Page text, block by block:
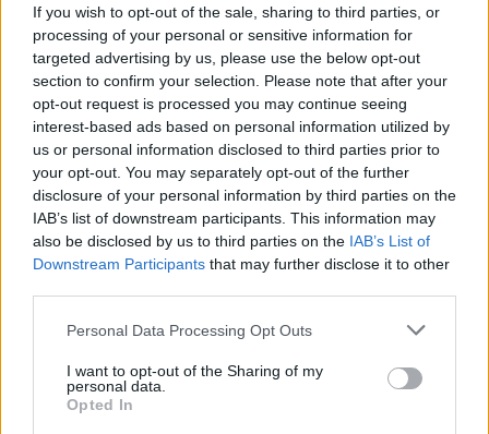
If you wish to opt-out of the sale, sharing to third parties, or
processing of your personal or sensitive information for
targeted advertising by us, please use the below opt-out
section to confirm your selection. Please note that after your
opt-out request is processed you may continue seeing
interest-based ads based on personal information utilized by
us or personal information disclosed to third parties prior to
your opt-out. You may separately opt-out of the further
disclosure of your personal information by third parties on the
IAB’s list of downstream participants. This information may
also be disclosed by us to third parties on the IAB’s List of
Downstream Participants that may further disclose it to other
Personal Data Processing Opt Outs
I want to opt-out of the Sharing of my
personal data.
Opted In
«Δύο μέρες μόνο»
10:10
Πάρος: Στον εισαγγελέα σήμερα ο ιδιοκτήτης του beach
bar για τον θάνατο του 4χρονου
09:52
Ιός Δυτικού Νείλου: Όλη η Αττική στο επίκεντρο των
κρουσμάτων
09:43
Ηράκλειο: Ποια θέματα περιλαμβάνει η εβδομαδιαία
09:41
09:35